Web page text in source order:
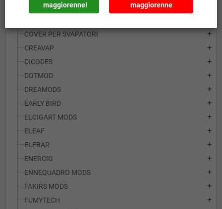
BP MODS
COVER PER SVAPATORI add
CREAVAP add
DICODES add
DOTMOD add
DREAMODS add
EARLY BIRD add
ELCIGART MODS add
ELEAF add
ELFBAR add
ENERCIG add
ENNEQUADRO MODS add
FAKIRS MODS add
FUMYTECH add
maggiorenne!
maggiorenne